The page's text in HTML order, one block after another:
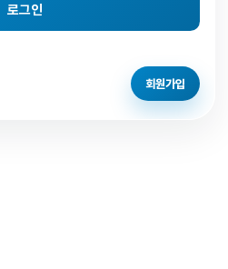
로그인
회원가입